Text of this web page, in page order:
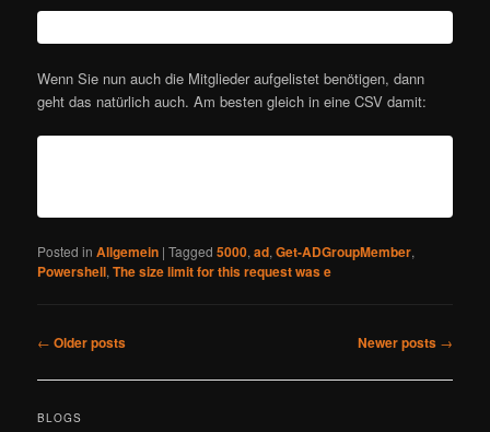
((Get-ADGroup "Groupname" -Properties
Wenn Sie nun auch die Mitglieder aufgelistet benötigen, dann
geht das natürlich auch. Am besten gleich in eine CSV damit:
Get-ADGroup "GroupName" -Properties Member |
Posted in Allgemein |Tagged 5000,ad,Get-ADGroupMember,
Powershell,The size limit for this request was e
Post
← Older posts Newer posts →
BLOGS